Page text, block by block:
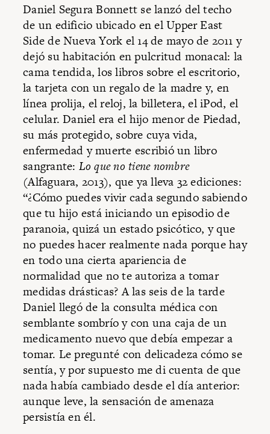
Daniel Segura Bonnett se lanzó del techo
de un edificio ubicado en el Upper East
Side de Nueva York el 14 de mayo de 2011 y
dejó su habitación en pulcritud monacal: la
cama tendida, los libros sobre el escritorio,
la tarjeta con un regalo de la madre y, en
línea prolija, el reloj, la billetera, el iPod, el
celular. Daniel era el hijo menor de Piedad,
su más protegido, sobre cuya vida,
enfermedad y muerte escribió un libro
sangrante: Lo que no tiene nombre
(Alfaguara, 2013), que ya lleva 32 ediciones:
“¿Cómo puedes vivir cada segundo sabiendo
que tu hijo está iniciando un episodio de
paranoia, quizá un estado psicótico, y que
no puedes hacer realmente nada porque hay
en todo una cierta apariencia de
normalidad que no te autoriza a tomar
medidas drásticas? A las seis de la tarde
Daniel llegó de la consulta médica con
semblante sombrío y con una caja de un
medicamento nuevo que debía empezar a
tomar. Le pregunté con delicadeza cómo se
sentía, y por supuesto me di cuenta de que
nada había cambiado desde el día anterior:
aunque leve, la sensación de amenaza
persistía en él.